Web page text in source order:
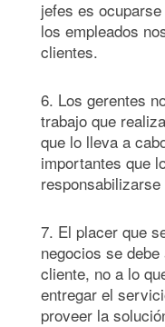
jefes es
los empleados
clientes.
6. Los gerentes
trabajo que
que lo lleva a
importantes que
7. El placer que
negocios se
cliente, no a lo
entregar el
proveer la